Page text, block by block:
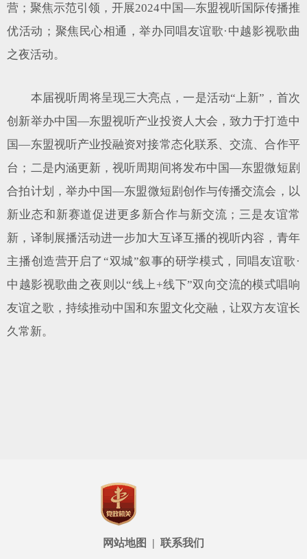
营；聚焦示范引领，开展2024中国—东盟视听国际传播推
优活动；聚焦民心相通，举办同唱友谊歌·中越影视歌曲
之夜活动。
本届视听周将呈现三大亮点，一是活动“上新”，首次
创新举办中国—东盟视听产业投资人大会，致力于打造中
国—东盟视听产业投融资对接常态化联系、交流、合作平
台；二是内涵更新，视听周期间将发布中国—东盟微短剧
合拍计划，举办中国—东盟微短剧创作与传播交流会，以
新业态和新赛道促进更多新合作与新交流；三是友谊常
新，译制展播活动进一步加大互译互播的视听内容，青年
主播创造营开启了“双城”叙事的研学模式，同唱友谊歌·
中越影视歌曲之夜则以“线上+线下”双向交流的模式唱响
友谊之歌，持续推动中国和东盟文化交融，让双方友谊长
久常新。
网站地图 | 联系我们